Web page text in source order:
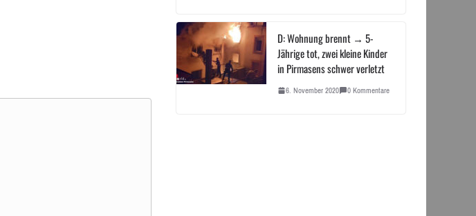
D: Wohnung brennt → 5-
Jährige tot, zwei kleine Kinder
in Pirmasens schwer verletzt
6. November 2020 0 Kommentare